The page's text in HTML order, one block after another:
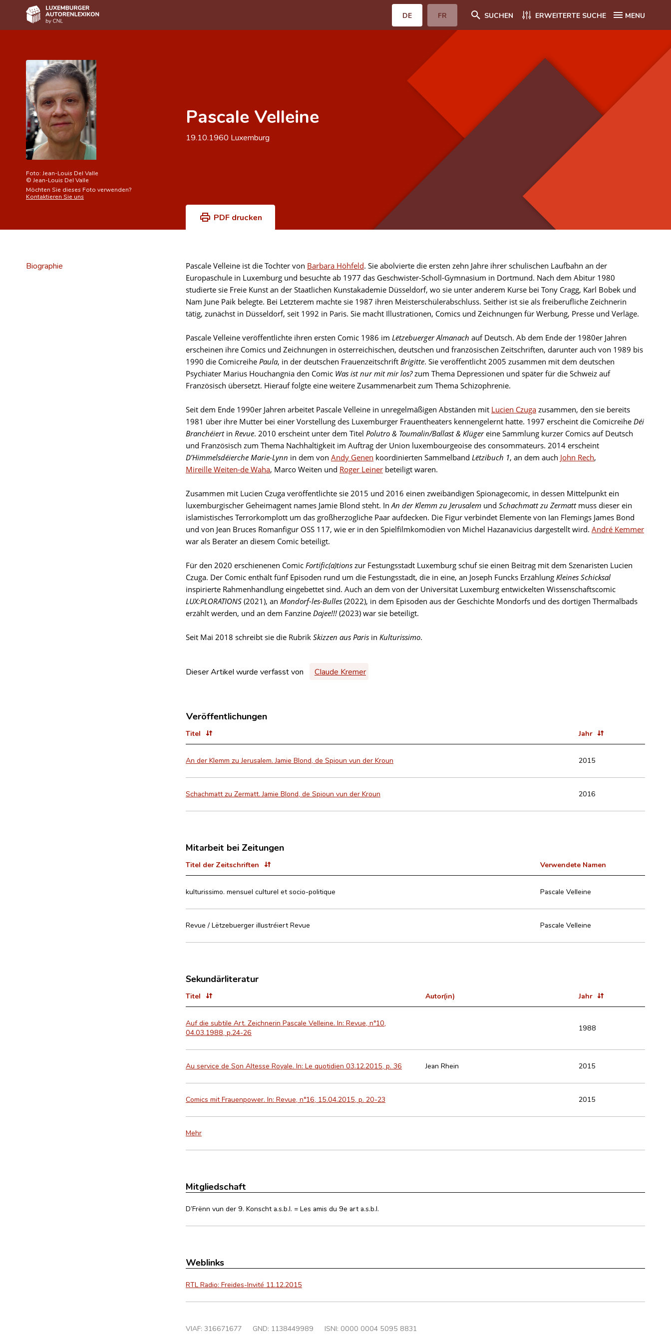
DE FR SUCHEN ERWEITERTE SUCHE MENU
Autor(inn)en A-Z
Erweiterte Suche
Häufige Fragen und Antworten
CNL
Forschungsgruppe
Kontakt
Foto: Jean-Louis Del Valle
© Jean-Louis Del Valle
Möchten Sie dieses Foto verwenden?
Kontaktieren Sie uns
Pascale Velleine
19.10.1960 Luxemburg
PDF drucken
Biographie Pascale Velleine ist die Tochter von Barbara Höhfeld. Sie abolvierte die ersten zehn Jahre ihrer schulischen Laufbahn an der
Europaschule in Luxemburg und besuchte ab 1977 das Geschwister-Scholl-Gymnasium in Dortmund. Nach dem Abitur 1980
studierte sie Freie Kunst an der Staatlichen Kunstakademie Düsseldorf, wo sie unter anderem Kurse bei Tony Cragg, Karl Bobek und
Nam June Paik belegte. Bei Letzterem machte sie 1987 ihren Meisterschülerabschluss. Seither ist sie als freiberufliche Zeichnerin
tätig, zunächst in Düsseldorf, seit 1992 in Paris. Sie macht Illustrationen, Comics und Zeichnungen für Werbung, Presse und Verläge.
Pascale Velleine veröffentlichte ihren ersten Comic 1986 im Lëtzebuerger Almanach auf Deutsch. Ab dem Ende der 1980er Jahren
erscheinen ihre Comics und Zeichnungen in österreichischen, deutschen und französischen Zeitschriften, darunter auch von 1989 bis
1990 die Comicreihe Paula, in der deutschen Frauenzeitschrift Brigitte. Sie veröffentlicht 2005 zusammen mit dem deutschen
Psychiater Marius Houchangnia den Comic Was ist nur mit mir los?zum Thema Depressionen und später für die Schweiz auf
Französisch übersetzt. Hierauf folgte eine weitere Zusammenarbeit zum Thema Schizophrenie.
Seit dem Ende 1990er Jahren arbeitet Pascale Velleine in unregelmäßigen Abständen mit Lucien Czuga zusammen, den sie bereits
1981 über ihre Mutter bei einer Vorstellung des Luxemburger Frauentheaters kennengelernt hatte. 1997 erscheint die Comicreihe Déi
Branchéiert in Revue. 2010 erscheint unter dem Titel Polutro & Toumalin/Ballast & Klügereine Sammlung kurzer Comics auf Deutsch
und Französisch zum Thema Nachhaltigkeit im Auftrag der Union luxembourgeoise des consommateurs. 2014 erscheint
D’Himmelsdéierche Marie-Lynn in dem von Andy Genen koordinierten Sammelband Lëtzibuch 1, an dem auch John Rech,
Mireille Weiten-de Waha, Marco Weiten und Roger Leiner beteiligt waren.
Zusammen mit Lucien Czuga veröffentlichte sie 2015 und 2016 einen zweibändigen Spionagecomic, in dessen Mittelpunkt ein
luxemburgischer Geheimagent names Jamie Blond steht. InAn der Klemm zu Jerusalem und Schachmatt zu Zermattmuss dieser ein
islamistisches Terrorkomplott um das großherzogliche Paar aufdecken. Die Figur verbindet Elemente von Ian Flemings James Bond
und von Jean Bruces Romanfigur OSS 117, wie er in den Spielfilmkomödien von Michel Hazanavicius dargestellt wird. André Kemmer
war als Berater an diesem Comic beteiligt.
Für den 2020 erschienenen Comic Fortific(a)tions zur Festungsstadt Luxemburg schuf sie einen Beitrag mit dem Szenaristen Lucien
Czuga. Der Comic enthält fünf Episoden rund um die Festungsstadt, die in eine, an Joseph Funcks Erzählung Kleines Schicksal
inspirierte Rahmenhandlung eingebettet sind. Auch an dem von der Universität Luxemburg entwickelten Wissenschaftscomic
LUX:PLORATIONS (2021), an Mondorf-les-Bulles (2022), in dem Episoden aus der Geschichte Mondorfs und des dortigen Thermalbads
erzählt werden, und an dem Fanzine Dajee!!! (2023) war sie beteiligt.
Seit Mai 2018 schreibt sie die Rubrik Skizzen aus Paris in Kulturissimo.
Dieser Artikel wurde verfasst von Claude Kremer
Veröffentlichungen
Titel Jahr
An der Klemm zu Jerusalem. Jamie Blond, de Spioun vun der Kroun 2015
Schachmatt zu Zermatt. Jamie Blond, de Spioun vun der Kroun 2016
Mitarbeit bei Zeitungen
Titel der Zeitschriften Verwendete Namen
kulturissimo. mensuel culturel et socio-politique Pascale Velleine
Revue / Lëtzebuerger illustréiert Revue Pascale Velleine
Sekundärliteratur
Titel Autor(in) Jahr
Auf die subtile Art. Zeichnerin Pascale Velleine. In: Revue, n°10,
04.03.1988, p.24-26
1988
Au service de Son Altesse Royale. In: Le quotidien 03.12.2015, p. 36 Jean Rhein 2015
Comics mit Frauenpower. In: Revue, n°16, 15.04.2015, p. 20-23 2015
Mehr
Mitgliedschaft
D’Frënn vun der 9. Konscht a.s.b.l. = Les amis du 9e art a.s.b.l.
Weblinks
RTL Radio: Freides-Invité 11.12.2015
VIAF: 316671677 GND: 1138449989 ISNI: 0000 0004 5095 8831